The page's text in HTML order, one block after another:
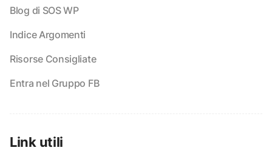
Blog di SOS WP
Indice Argomenti
Risorse Consigliate
Entra nel Gruppo FB
Link utili